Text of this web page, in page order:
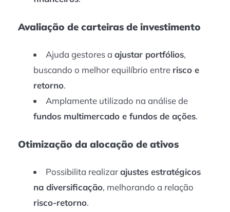
Avaliação de carteiras de investimento
Ajuda gestores aajustar portfólios,
buscando o melhor equilíbrio entre risco e
retorno.
Amplamente utilizado na análise de
fundos multimercado e fundos de ações.
Otimização da alocação de ativos
Possibilita realizarajustes estratégicos
na diversificação, melhorando a relação
risco-retorno.